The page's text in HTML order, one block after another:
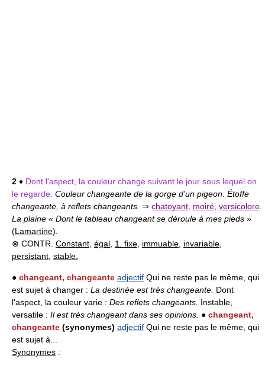
2 ♦ Dont l'aspect, la couleur change suivant le jour sous lequel on
le regarde. Couleur changeante de la gorge d'un pigeon. Étoffe
changeante, à reflets changeants. ⇒ chatoyant moiré versicolore
La plaine « Dont le tableau changeant se déroule à mes pieds »
(Lamartine)
⊗ CONTR. Constant égal 1. fixe immuable invariable
persistant stable.
● changeant, changeante adjectif Qui ne reste pas le même, qui
est sujet à changer : La destinée est très changeante. Dont
l'aspect, la couleur varie : Des reflets changeants. Instable,
versatile : Il est très changeant dans ses opinions. ● changeant,
changeante (synonymes) adjectif Qui ne reste pas le même, qui
est sujet à...
Synonymes :